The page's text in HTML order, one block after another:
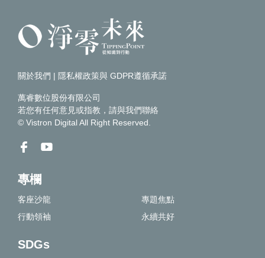
關於我們 | 隱私權政策與 GDPR遵循承諾
萬睿數位股份有限公司
若您有任何意見或指教，請與我們聯絡
© Vistron Digital All Right Reserved.
專欄
客座沙龍
專題焦點
行動領袖
永續共好
SDGs